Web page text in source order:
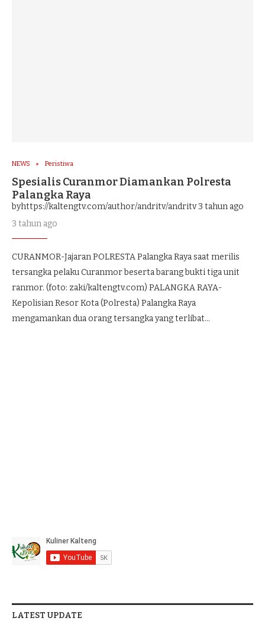
NEWS Peristiwa
Spesialis Curanmor Diamankan Polresta
Palangka Raya
byhttps://kaltengtv.com/author/andritv/andritv3 tahun ago
3 tahun ago
CURANMOR-Jajaran POLRESTA Palangka Raya saat merilis
tersangka pelaku Curanmor beserta barang bukti tiga unit
ranmor. (foto: zaki/kaltengtv.com) PALANGKA RAYA-
Kepolisian Resor Kota (Polresta) Palangka Raya
mengamankan dua orang tersangka yang terlibat…
LATEST UPDATE